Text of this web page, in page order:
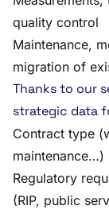
quality control
Maintenance,
migration of
Thanks to our
strategic data
Contract type
maintenance…)
Regulatory
(RIP, public